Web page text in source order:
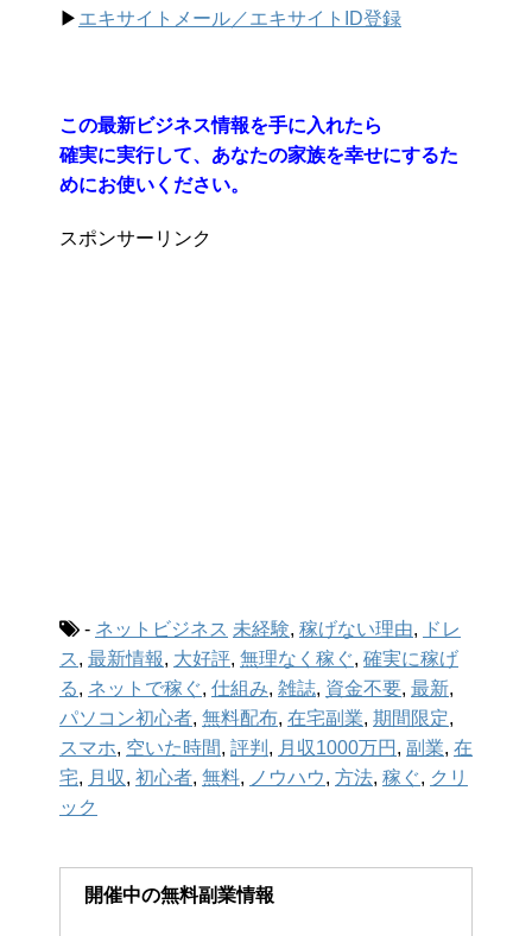
▶︎ エキサイトメール／エキサイトID登録
この最新ビジネス情報を手に入れたら
確実に実行して、あなたの家族を幸せにするた
めにお使いください。
スポンサーリンク
- ネットビジネス 未経験, 稼げない理由, ドレ
ス , 最新情報, 大好評, 無理なく稼ぐ, 確実に稼げ
る, ネットで稼ぐ, 仕組み, 雑誌, 資金不要, 最新,
パソコン初心者, 無料配布, 在宅副業, 期間限定,
スマホ, 空いた時間, 評判 , 月収1000万円 , 副業, 在
宅, 月収, 初心者, 無料, ノウハウ, 方法, 稼ぐ, クリ
ック
開催中の無料副業情報